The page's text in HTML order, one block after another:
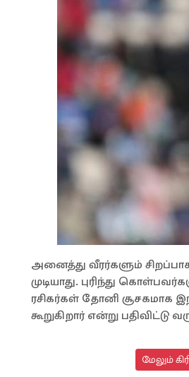
அனைத்து வீரர்களும்
முடியாது. புரிந்து
ரசிகர்கள் தோனி
கூறுகிறார் என்று பதிவிட்டு
மேலும்